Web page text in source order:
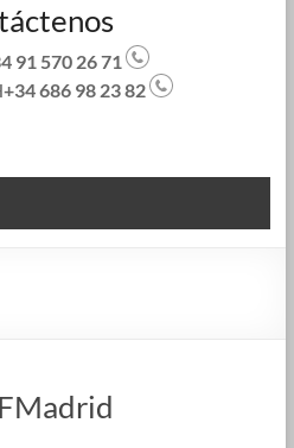
91 570 26 71
+34 686 98 23 82